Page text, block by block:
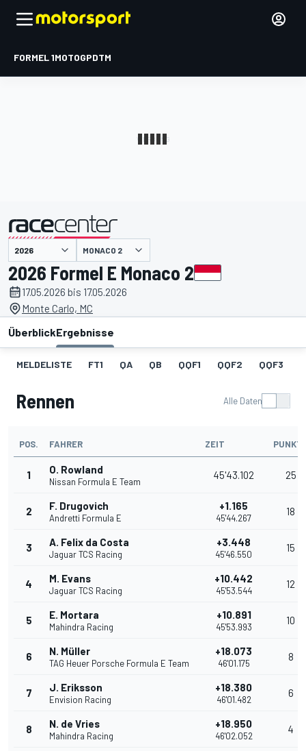
FORMEL 1MOTOGPDTM
MONACO 2
2026 Formel E Monaco 2
17.05.2026 bis 17.05.2026
Monte Carlo, MC
ÜberblickErgebnisse
MELDELISTE FT1 QA QB QQF1 QQF2 QQF3
Rennen Alle Daten
POS. FAHRER ZEIT
1 O. Rowland
Nissan Formula E Team
45'43.102 25
2 F. Drugovich
Andretti Formula E
+1.165
45'44.267
18
3 A. Felix da Costa
Jaguar TCS Racing
+3.448
45'46.550
15
4 M. Evans
Jaguar TCS Racing
+10.442
45'53.544
12
5 E. Mortara
Mahindra Racing
+10.891
45'53.993
10
6 N. Müller
TAG Heuer Porsche Formula E Team
+18.073
46'01.175
8
7 J. Eriksson
Envision Racing
+18.380
46'01.482
6
8 N. de Vries
Mahindra Racing
+18.950
46'02.052
4